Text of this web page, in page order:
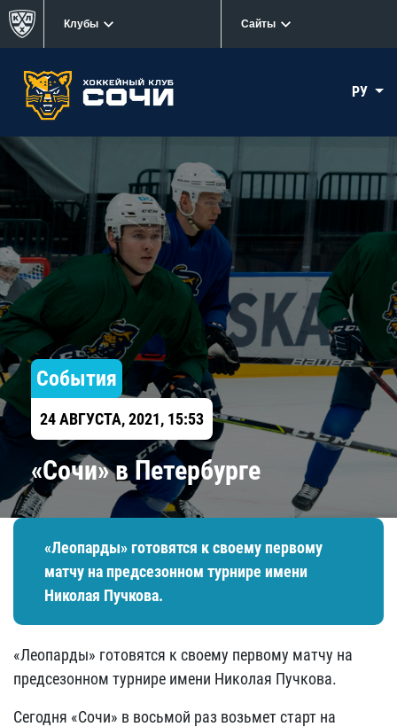
Клубы Сайты
РУ
События
24 АВГУСТА, 2021, 15:53
​«Сочи» в Петербурге
«Леопарды» готовятся к своему первому
матчу на предсезонном турнире имени
Николая Пучкова.
«Леопарды» готовятся к своему первому матчу на
предсезонном турнире имени Николая Пучкова.
Сегодня «Сочи» в восьмой раз возьмет старт на